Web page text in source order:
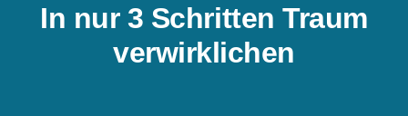
In nur 3 Schritten Traum
verwirklichen